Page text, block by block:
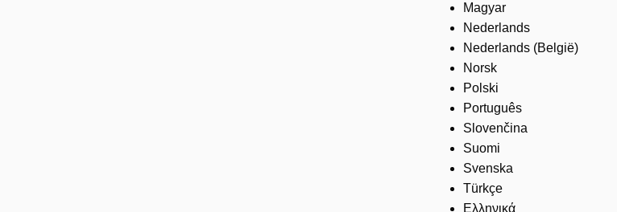
Magyar
Nederlands
Nederlands (België)
Norsk
Polski
Português
Slovenčina
Suomi
Svenska
Türkçe
Ελληνικά